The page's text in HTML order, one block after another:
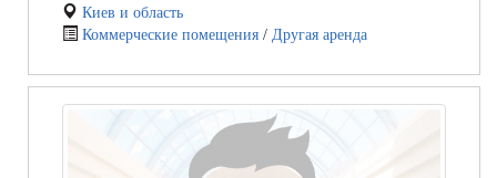
Киев и область
Коммерческие помещения / Другая аренда